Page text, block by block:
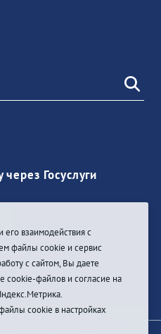
Госуслуги
взаимодействия с
файлы cookie и сервис
с сайтом, Вы даете
cookie-файлов и согласие на
cookie в настройках